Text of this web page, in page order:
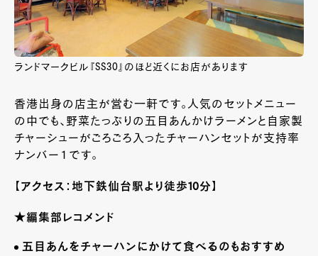
ランドマークビル『SS30』のほど近くにお店があります
香港出身の店主が営む一軒です。人気のセットメニュー
の中でも、野菜たっぷりの五目あんかけラーメンと自家製
チャーシューがごろごろ入ったチャーハンセットが支持率
ナンバー１です。
【アクセス：地下鉄仙台駅より徒歩10分】
★編集部 レコメンド
五目あんをチャーハンにかけて食べるのもおすすめ